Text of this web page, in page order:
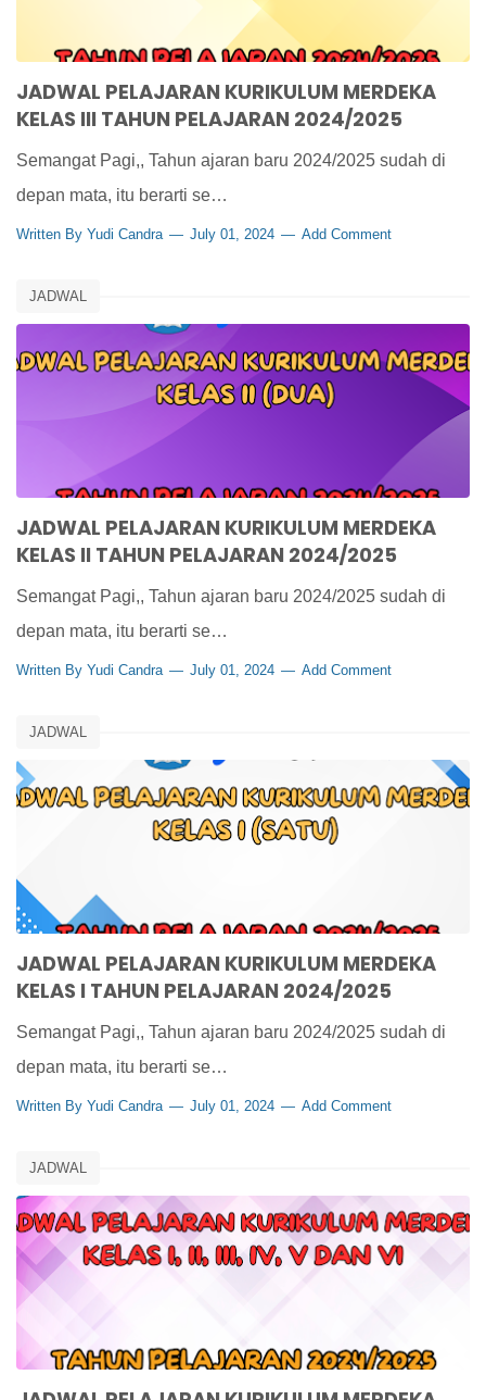
JADWAL PELAJARAN KURIKULUM MERDEKA
KELAS III TAHUN PELAJARAN 2024/2025
Semangat Pagi,, Tahun ajaran baru 2024/2025 sudah di
depan mata, itu berarti se…
Written By Yudi Candra July 01, 2024 Add Comment
JADWAL
JADWAL PELAJARAN KURIKULUM MERDEKA
KELAS II TAHUN PELAJARAN 2024/2025
Semangat Pagi,, Tahun ajaran baru 2024/2025 sudah di
depan mata, itu berarti se…
Written By Yudi Candra July 01, 2024 Add Comment
JADWAL
JADWAL PELAJARAN KURIKULUM MERDEKA
KELAS I TAHUN PELAJARAN 2024/2025
Semangat Pagi,, Tahun ajaran baru 2024/2025 sudah di
depan mata, itu berarti se…
Written By Yudi Candra July 01, 2024 Add Comment
JADWAL